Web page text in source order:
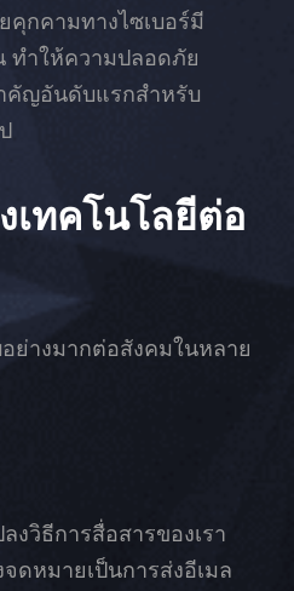
คุกคามทางไซเบอร์มี
ทำให้ความปลอดภัย
คัญอันดับแรกสำหรับ
เทคโนโลยีต่อ
ย่างมากต่อสังคมในหลาย
งวิธีการสื่อสารของเรา
ดหมายเป็นการส่งอีเมล